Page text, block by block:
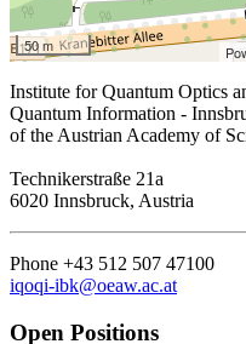
50 m
Institute for Quantum Optics
Quantum Information -
of the Austrian Academy of
Technikerstraße 21a
6020 Innsbruck, Austria
Phone +43 512 507 47100
iqoqi-ibk@oeaw.ac.at
Open Positions